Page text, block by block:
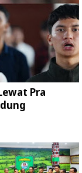
Pra